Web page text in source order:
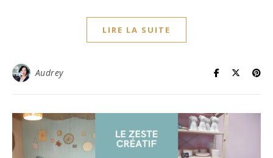
LIRE LA SUITE
Audrey